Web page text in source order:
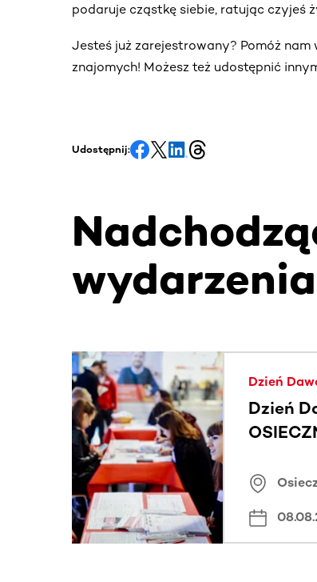
podaruje cząstkę siebie, ratując czyjeś
Jesteś już zarejestrowany? Pomóż
znajomych! Możesz też udostępnić
Udostępnij:
wydarzenia
Ta sekcja zawiera treści przewijane w
Dzień
Dzień